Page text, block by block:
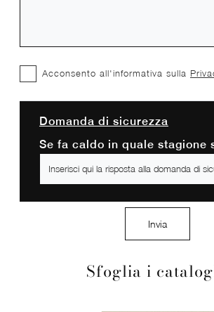
Sfoglia i
Acconsento all'informativa sulla
Domanda di sicurezza
Se fa caldo in quale stagione
Invia